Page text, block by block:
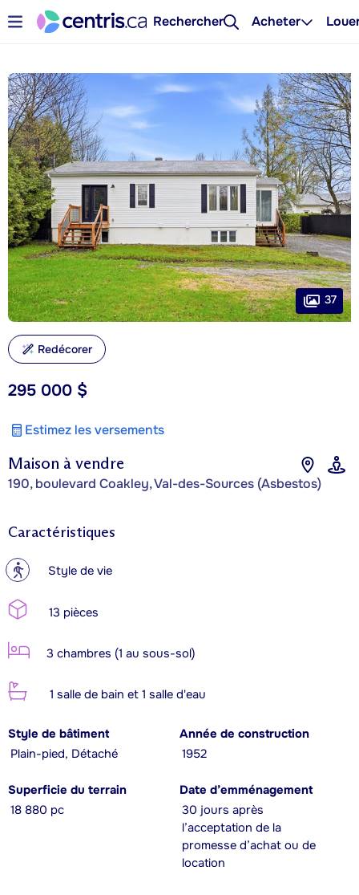
Rechercher Acheter
Maison à vendre
190, boulevard Coakley, Val-des-Sources (Asbestos)
295 000 $
Estimez les versements
37
Redécorer
Caractéristiques
? Style de vie
13 pièces
3 chambres (1 au sous-sol)
1 salle de bain et 1 salle d'eau
Style de bâtiment
Plain-pied, Détaché
Année de construction
1952
Superficie du terrain
18 880 pc
Date d’emménagement
30 jours après
l’acceptation de la
promesse d’achat ou de
location